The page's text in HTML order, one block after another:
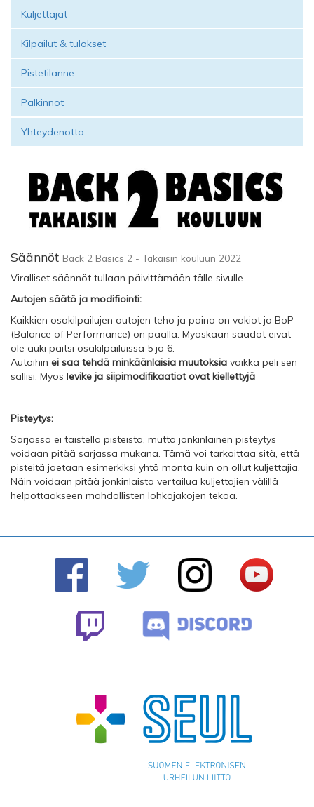
Kuljettajat
Kilpailut & tulokset
Pistetilanne
Palkinnot
Yhteydenotto
Säännöt Back 2 Basics 2 - Takaisin kouluun 2022
Viralliset säännöt tullaan päivittämään tälle sivulle.
Autojen säätö ja modifiointi:
Kaikkien osakilpailujen autojen teho ja paino on vakiot ja BoP
(Balance of Performance) on päällä. Myöskään säädöt eivät
ole auki paitsi osakilpailuissa 5 ja 6.
Autoihin ei saa tehdä minkäänlaisia muutoksia vaikka peli sen
sallisi. Myös levike ja siipimodifikaatiot ovat kiellettyjä
Pisteytys:
Sarjassa ei taistella pisteistä, mutta jonkinlainen pisteytys
voidaan pitää sarjassa mukana. Tämä voi tarkoittaa sitä, että
pisteitä jaetaan esimerkiksi yhtä monta kuin on ollut kuljettajia.
Näin voidaan pitää jonkinlaista vertailua kuljettajien välillä
helpottaakseen mahdollisten lohkojakojen tekoa.